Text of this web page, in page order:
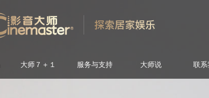
大师７＋１ 服务与支持 大师说 联系